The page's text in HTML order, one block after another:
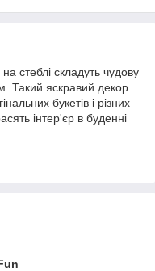
стеблі складуть чудову
Такий яскравий декор
букетів і різних
інтер'єр в буденні